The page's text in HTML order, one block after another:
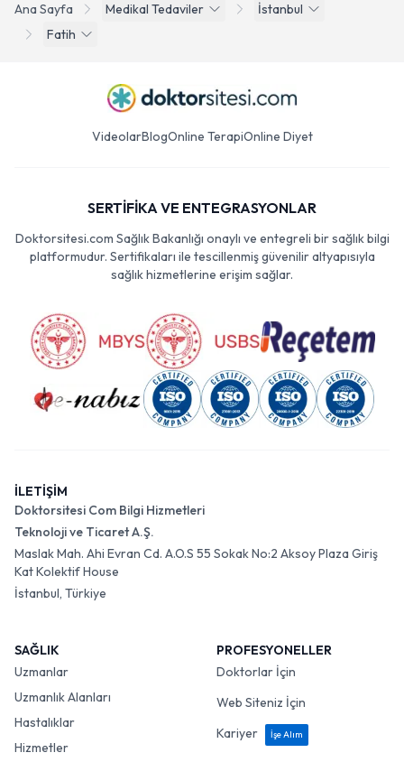
Ana Sayfa Medikal Tedaviler
İstanbul
Fatih
VideolarBlogOnline TerapiOnline Diyet
SERTİFİKA VE ENTEGRASYONLAR
Doktorsitesi.com Sağlık Bakanlığı onaylı ve entegreli bir sağlık bilgi
platformudur. Sertifikaları ile tescillenmiş güvenilir altyapısıyla
sağlık hizmetlerine erişim sağlar.
İLETİŞİM
Doktorsitesi Com Bilgi Hizmetleri
Teknoloji ve Ticaret A.Ş.
Maslak Mah. Ahi Evran Cd. A.O.S 55 Sokak No:2 Aksoy Plaza Giriş
Kat Kolektif House
İstanbul, Türkiye
SAĞLIK
Uzmanlar
Uzmanlık Alanları
Hastalıklar
Hizmetler
PROFESYONELLER
Doktorlar İçin
Web Siteniz İçin
Kariyer
İşe Alım